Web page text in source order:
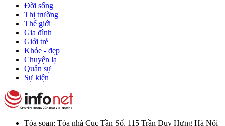
Đời sống
Thị trường
Thế giới
Gia đình
Giới trẻ
Khỏe - đẹp
Chuyện lạ
Quân sự
Sự kiện
Tòa soạn: Tòa nhà Cục Tần Số, 115 Trần Duy Hưng Hà Nội